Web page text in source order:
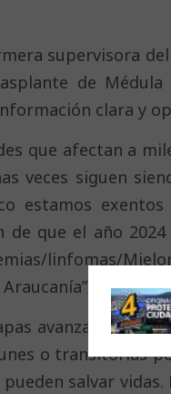
supervisora
de
clara y
que afectan a
veces siguen
estamos
que el año
linfomas/
explicó.
avanzadas,
o transitorias
salvar